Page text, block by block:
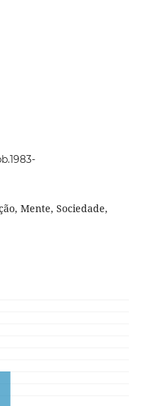
Mente, Sociedade,